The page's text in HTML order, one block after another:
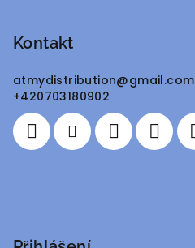
Kontakt
atmydistribution@gmail.com
+420703180902